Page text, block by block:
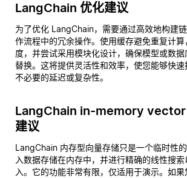
LangChain 优化建议
为了优化 LangChain，需要通过高效地构建
作流程中的冗余操作。使用缓存避免重复计
度，并尝试采用模块化设计，确保模型或数
替换。这将提供灵活性和效率，使您能够快
不必要的延迟或复杂性。
LangChain in-memory
建议
LangChain 内存型向量存储只是一个临时性
入数据存储在内存中，并进行精确的线性搜
入。它的功能非常有限，仅适用于演示。如